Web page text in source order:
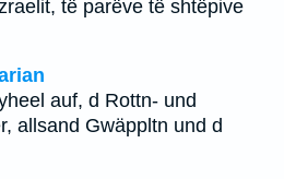
të parëve të shtëpive
auf, d Rottn- und
allsand Gwäppltn und d